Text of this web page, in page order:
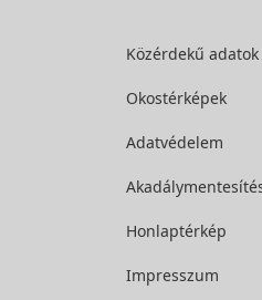
Közérdekű adatok
Okostérképek
Adatvédelem
Honlaptérkép
Impresszum